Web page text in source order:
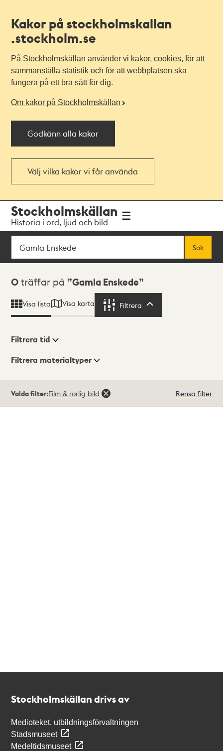
Kakor på stockholmskallan
.stockholm.se
På Stockholmskällan använder vi kakor, cookies, för att
sammanställa statistik och för att webbplatsen ska
fungera på ett bra sätt för dig.
Om kakor på Stockholmskällan
Godkänn alla kakor
Välj vilka kakor vi får använda
navigationen
huvudinnehållet
Stockholmskällan
Historia i ord, ljud och bild
Sök
Sök
Sökresultat
0 träffar på Gamla Enskede
Visa lista Visa karta Filtrera
Visningsläge
Filtrera tid
Filtrera materialtyper
träffar
Valda filter:Film & rörlig bild Rensa filter
Stockholmskällan drivs av
Medioteket, utbildningsförvaltningen
Stadsmuseet
Medeltidsmuseet